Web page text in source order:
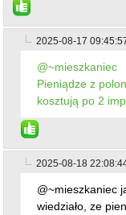
2025-08-17
@~mieszkaniec
Pieniądze z
kosztują po 2
2025-08-18
@~mieszkaniec
wiedziało, ze